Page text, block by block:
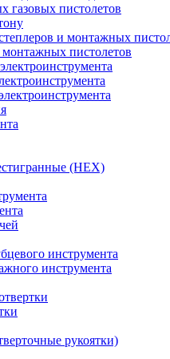
газовых пистолетов
и монтажных
пистолетов
(HEX)
инструмента
инструмента
рукоятки)